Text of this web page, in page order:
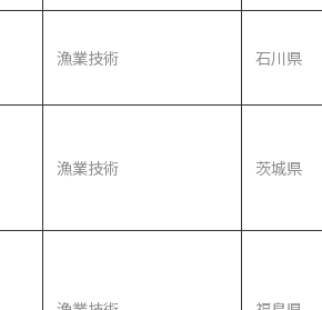
漁業技術 石川県
漁業技術 茨城県